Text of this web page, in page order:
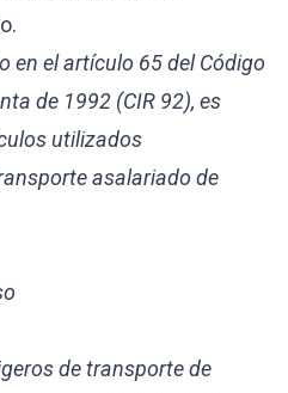
en el artículo 65 del Código
de 1992 (CIR 92), es
utilizados
asalariado de
de transporte de